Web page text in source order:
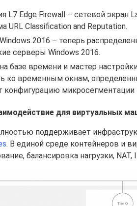
L7 Edge Firewall – сетевой экран
URL Classification and Reputation.
Windows 2016 – теперь
серверы Windows 2016.
базе времени и мастер
ко временным окнам,
конфигурацию микросегментации
для виртуальных
поддерживает
. В единой среде контейнеров и
балансировка нагрузки,